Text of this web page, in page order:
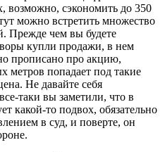
возможно, сэкономить до 350
можно встретить множество
Прежде чем вы будете
купли продажи, в нем
прописано про акцию,
метров попадает под такие
Не давайте себя
таки вы заметили, что в
какой-то подвох, обязательно
в суд, и поверте, он